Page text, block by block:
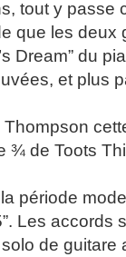
tout y passe
que les
Dream” du
et plus
¾ de Toots
période
Les accords
de guitare